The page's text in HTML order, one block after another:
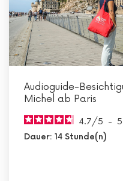
Audioguide-
Michel ab Paris
4.7/5 -
Dauer: 14 Stunde(n)